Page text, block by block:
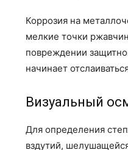
Коррозия на
мелкие точки
повреждении
начинает
Визуальный
Для определения
вздутий,